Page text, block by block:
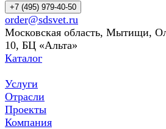
+7 (495) 979-40-50
order@sdsvet.ru
Московская область, Мытищи,
10, БЦ «Альта»
Каталог
Услуги
Отрасли
Проекты
Компания